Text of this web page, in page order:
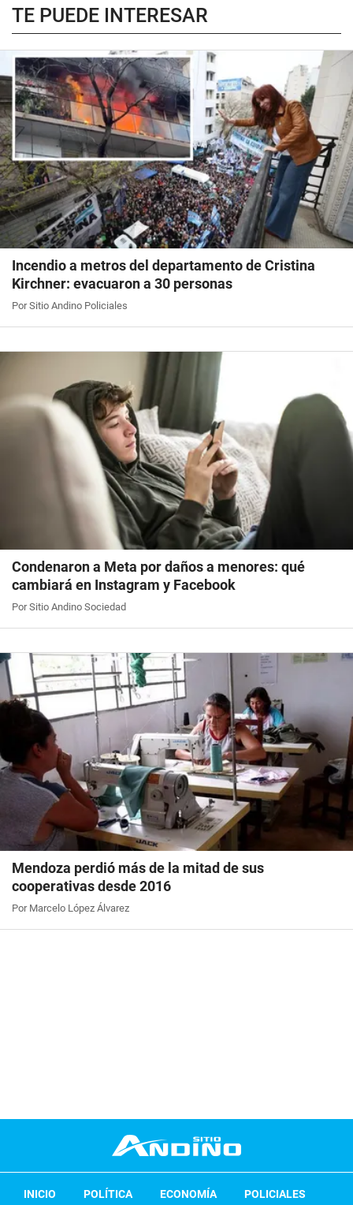
TE PUEDE INTERESAR
Incendio a metros del departamento de Cristina
Kirchner: evacuaron a 30 personas
Por Sitio Andino Policiales
Condenaron a Meta por daños a menores: qué
cambiará en Instagram y Facebook
Por Sitio Andino Sociedad
Mendoza perdió más de la mitad de sus
cooperativas desde 2016
Por Marcelo López Álvarez
INICIO POLÍTICA ECONOMÍA POLICIALES